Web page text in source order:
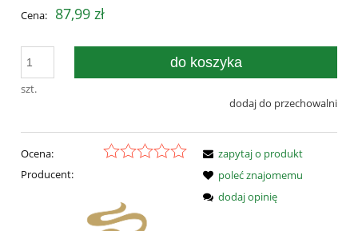
Cena: 87,99 zł
szt.
do koszyka
dodaj do przechowalni
Ocena:
Producent:
zapytaj o produkt
poleć znajomemu
dodaj opinię